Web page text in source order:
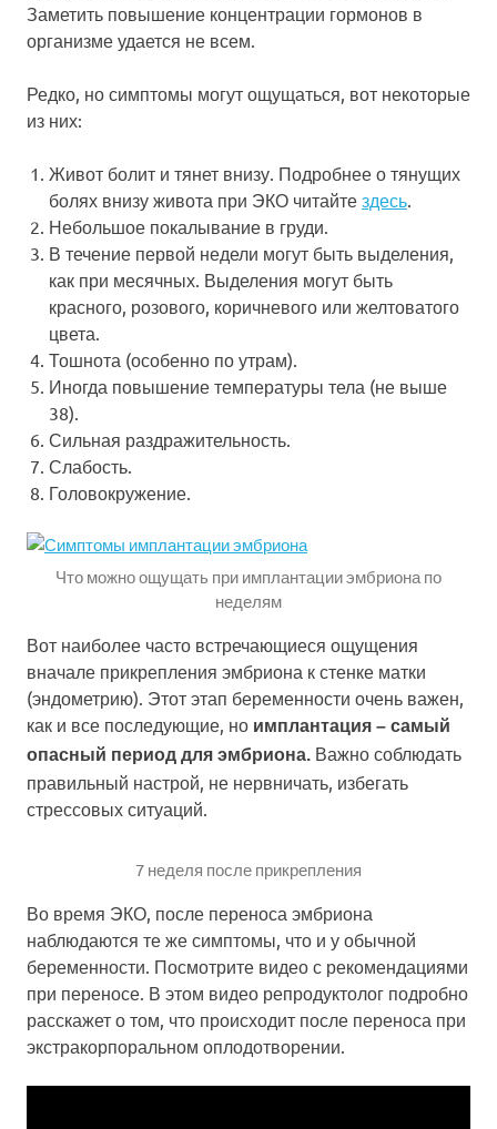
Заметить повышение концентрации гормонов в
организме удается не всем.
Редко, но симптомы могут ощущаться, вот некоторые
из них:
Живот болит и тянет внизу. Подробнее о тянущих
болях внизу живота при ЭКО читайте здесь
Небольшое покалывание в груди.
В течение первой недели могут быть выделения,
как при месячных. Выделения могут быть
красного, розового, коричневого или желтоватого
цвета.
Тошнота (особенно по утрам).
Иногда повышение температуры тела (не выше
38).
Сильная раздражительность.
Слабость.
Головокружение.
Что можно ощущать при имплантации эмбриона по
неделям
Вот наиболее часто встречающиеся ощущения
вначале прикрепления эмбриона к стенке матки
(эндометрию). Этот этап беременности очень важен,
как и все последующие, но имплантация – самый
опасный период для эмбриона. Важно соблюдать
правильный настрой, не нервничать, избегать
стрессовых ситуаций.
7 неделя после прикрепления
Во время ЭКО, после переноса эмбриона
наблюдаются те же симптомы, что и у обычной
беременности. Посмотрите видео с рекомендациями
при переносе. В этом видео репродуктолог подробно
расскажет о том, что происходит после переноса при
экстракорпоральном оплодотворении.